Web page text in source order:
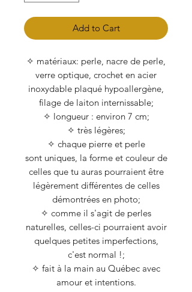
Add to Cart
✧ matériaux: perle, nacre de perle,
verre optique, crochet en acier
inoxydable plaqué hypoallergène,
filage de laiton internissable;
✧ longueur : environ 7 cm;
✧ très légères;
✧ chaque pierre et perle
sont uniques, la forme et couleur de
celles que tu auras pourraient être
légèrement différentes de celles
démontrées en photo;
✧ comme il s'agit de perles
naturelles, celles-ci pourraient avoir
quelques petites imperfections,
c'est normal !;
✧ fait à la main au Québec avec
amour et intentions.